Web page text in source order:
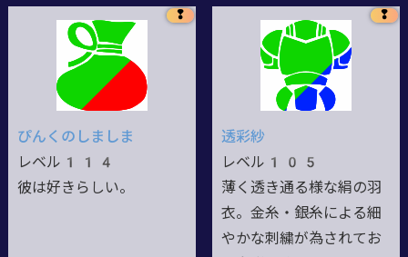
❢
ぴんくのしましま
レベル114
彼は好きらしい。
❢
透彩紗
レベル105
薄く透き通る様な絹の羽
衣。金糸・銀糸による細
やかな刺繍が為されてお